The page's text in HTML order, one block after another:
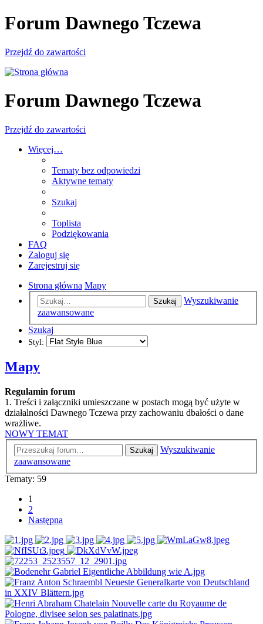
Forum Dawnego Tczewa
Przejdź do zawartości
Forum Dawnego Tczewa
Przejdź do zawartości
Więcej…
Tematy bez odpowiedzi
Aktywne tematy
Szukaj
Toplista
Podziękowania
FAQ
Zaloguj się
Zarejestruj się
Strona główna Mapy
Szukaj
Wyszukiwanie
zaawansowane
Szukaj
Styl:
Mapy
Regulamin forum
1. Treści i załączniki umieszczane w postach mogą być użyte w
działalności Dawnego Tczewa przy zachowaniu dbałości o dane
wrażliwe.
NOWY TEMAT
Szukaj
Wyszukiwanie
zaawansowane
Tematy: 59
1
2
Następna